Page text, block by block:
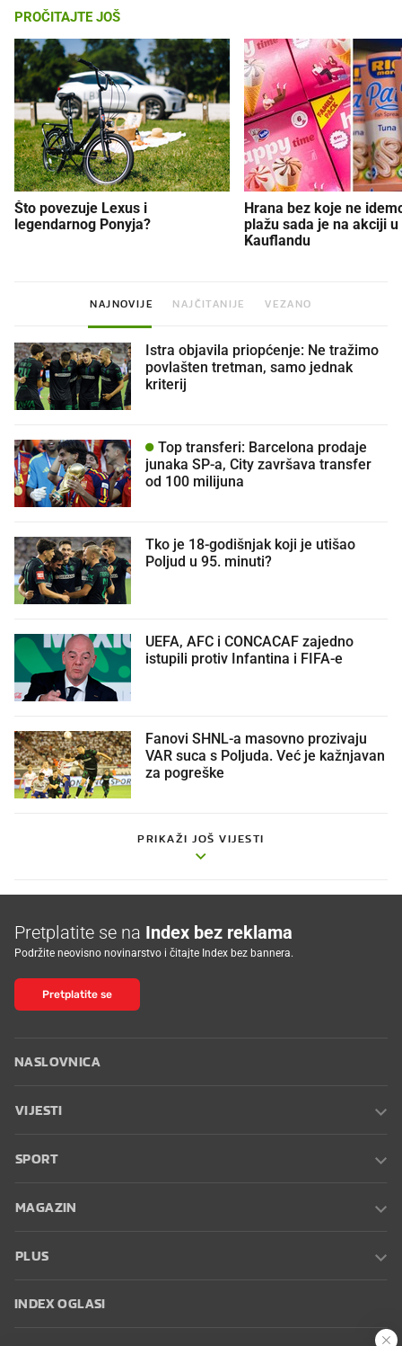
PROČITAJTE JOŠ
Što povezuje Lexus i
legendarnog Ponyja?
Hrana bez koje ne
plažu sada je na akciji u
Kauflandu
NAJNOVIJE NAJČITANIJE VEZANO
Istra objavila priopćenje: Ne tražimo
povlašten tretman, samo jednak
kriterij
Top transferi: Barcelona prodaje
junaka SP-a, City završava transfer
od 100 milijuna
Tko je 18-godišnjak koji je utišao
Poljud u 95. minuti?
UEFA, AFC i CONCACAF zajedno
istupili protiv Infantina i FIFA-e
Fanovi SHNL-a masovno prozivaju
VAR suca s Poljuda. Već je kažnjavan
za pogreške
PRIKAŽI JOŠ VIJESTI
Pretplatite se na Index bez reklama
Podržite neovisno novinarstvo i čitajte Index bez bannera.
Pretplatite se
NASLOVNICA
VIJESTI
SPORT
MAGAZIN
PLUS
INDEX OGLASI